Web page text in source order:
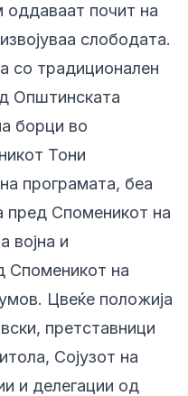
оддаваат почит на
слободата.
со традиционален
Општинската
борци во
Тони
програмата, беа
Споменикот на
војна и
Споменикот на
Цвеќе положија
претставници
Сојузот на
и делегации од